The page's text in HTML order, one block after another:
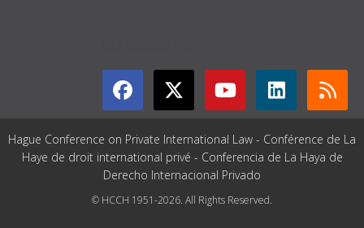
Hague Conference on Private International Law - Conférence de La
Haye de droit international privé - Conferencia de La Haya de
Derecho Internacional Privado
© HCCH 1951-2026. All Rights Reserved.